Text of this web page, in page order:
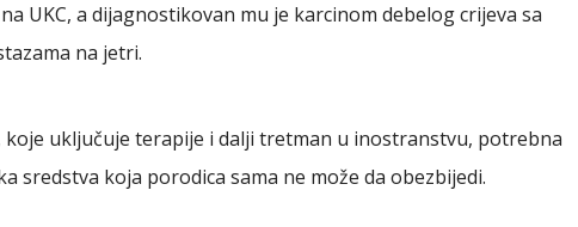
UKC, a dijagnostikovan mu je karcinom debelog crijeva sa
na jetri.
koje uključuje terapije i dalji tretman u inostranstvu, potrebna
sredstva koja porodica sama ne može da obezbijedi.